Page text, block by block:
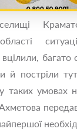
багато
й постріли
умовах